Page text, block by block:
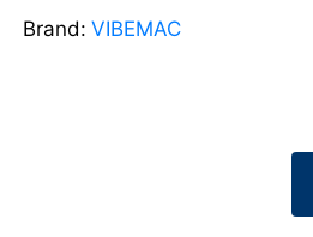
Brand: VIBEMAC